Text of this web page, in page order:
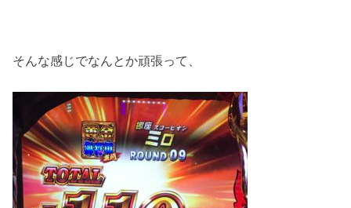
そんな感じでなんとか頑張って、